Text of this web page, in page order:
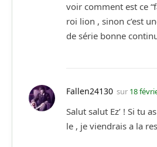
voir comment est ce
roi lion , sinon c’est
de série bonne
Fallen24130 sur 18
Salut salut Ez’ ! Si tu
le , je viendrais a la